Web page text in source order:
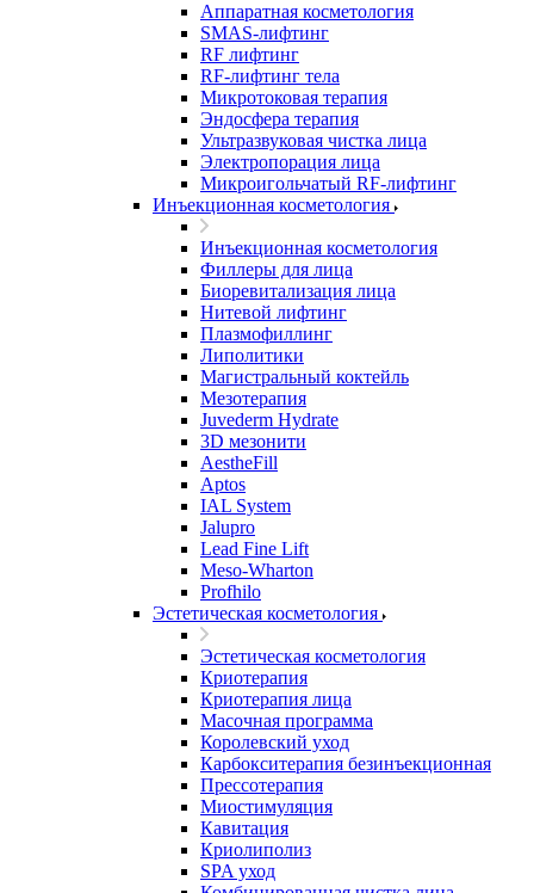
Аппаратная косметология
SMAS-лифтинг
RF лифтинг
RF-лифтинг тела
Микротоковая терапия
Эндосфера терапия
Ультразвуковая чистка лица
Электропорация лица
Микроигольчатый RF-лифтинг
Инъекционная косметология
Инъекционная косметология
Филлеры для лица
Биоревитализация лица
Нитевой лифтинг
Плазмофиллинг
Липолитики
Магистральный коктейль
Мезотерапия
Juvederm Hydrate
3D мезонити
AestheFill
Aptos
IAL System
Jalupro
Lead Fine Lift
Meso-Wharton
Profhilo
Эстетическая косметология
Эстетическая косметология
Криотерапия
Криотерапия лица
Масочная программа
Королевский уход
Карбокситерапия безинъекционная
Прессотерапия
Миостимуляция
Кавитация
Криолиполиз
SPA уход